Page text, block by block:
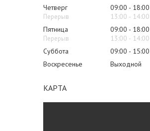
Четверг
09:00
18:00
13:00
14:00
Пятница
09:00
18:00
13:00
14:00
Суббота
09:00
15:00
Воскресенье
Выходной
КАРТА